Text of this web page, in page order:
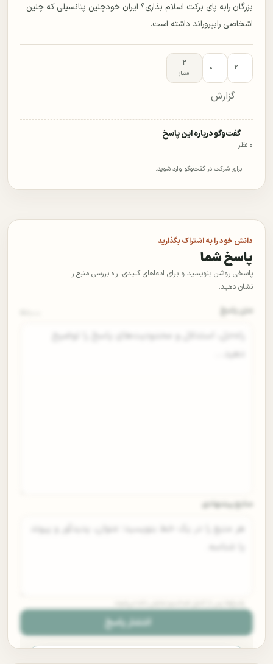
بزرگان رابه پای برکت اسلام بذاری؟ ایران خودچنین پتانسیلی که چنین
اشخاصی رابپروراند داشته است.
۲ ۰ ۲
امتیاز
گزارش
گفت‌وگو درباره این پاسخ
۰ نظر
برای شرکت در گفت‌وگو وارد شوید.
دانش خود را به اشتراک بگذارید
پاسخ شما
پاسخی روشن بنویسید و برای ادعاهای کلیدی، راه بررسی منبع را
نشان دهید.
متن پاسخ
منابع پیشنهادی
انتشار پاسخ